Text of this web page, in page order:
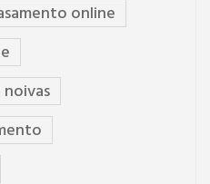
online
noivas